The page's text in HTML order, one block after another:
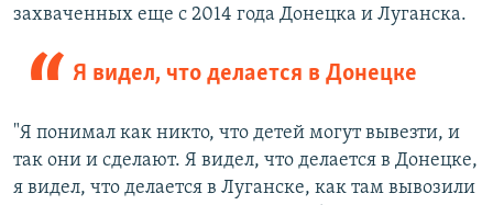
захваченных еще с 2014 года Донецка и Луганска.
Я видел, что делается в Донецке
"Я понимал как никто, что детей могут вывезти, и
так они и сделают. Я видел, что делается в Донецке,
я видел, что делается в Луганске, как там вывозили